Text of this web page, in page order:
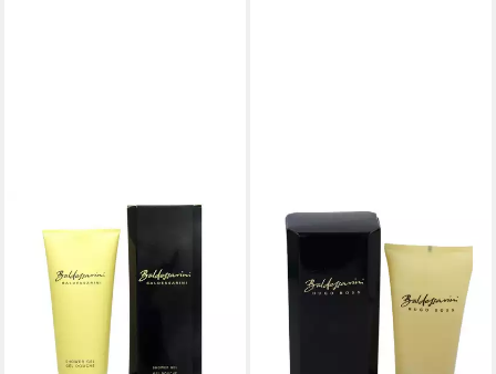
Duschgel Cool und dynamisch
- Baldessarini, 1-tlg., 150 ml
Duschgel
11,41 €
(7,61 €/ 100 ml)
lieferbar - in 2-3 Werktagen bei dir
BALDESSARINI
Duschgel Hugo Boss
Baldessarini Shower Gel
150ml
36,90 €
(246,00 €/ 1 l)
lieferbar - in 2-3 Werktagen bei dir